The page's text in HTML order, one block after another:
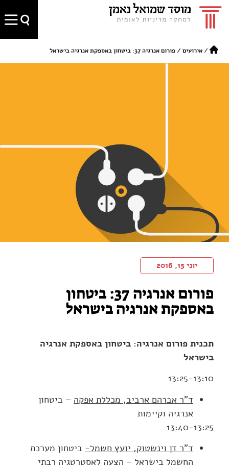
/אירועים / פורום אנרגיה 37: ביטחון באספקת אנרגיה בישראל
יוני 15, 2016
פורום אנרגיה 37: ביטחון
באספקת אנרגיה בישראל
תכנית פורום אנרגיה: ביטחון באספקת אנרגיה
בישראל
13:25-13:10
ד"ר אברהם ארביב, מכללת אפקה – ביטחון
אנרגיה וקיימות
13:40-13:25
ד"ר דן וינשטוק, יועץ חשמל- ביטחון מערכת
החשמל בישראל – הצעה לאסטרטגיה רבתי